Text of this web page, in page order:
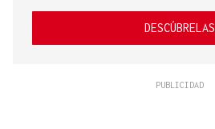
DESCÚBRELAS